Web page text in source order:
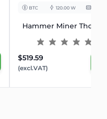
BTC 120.00 W
Hammer Miner Thor P2
$519.59
(excl.VAT)